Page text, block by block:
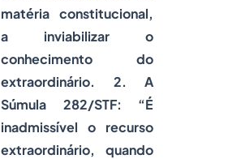
matéria constitucional,
a inviabilizar o
conhecimento do
extraordinário. 2. A
Súmula 282/STF: “É
inadmissível o recurso
extraordinário, quando